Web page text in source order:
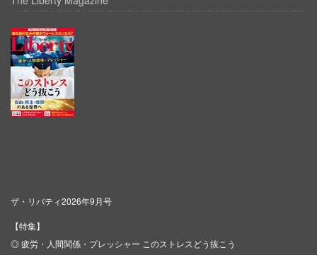
ザ・リバティ2026年9月号
【特集】
◎ 疲労・人間関係・プレッシャー このストレスどう抜こう